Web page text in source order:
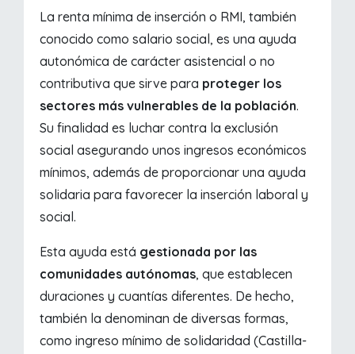
La renta mínima de inserción o RMI, también
conocido como salario social, es una ayuda
autonómica de carácter asistencial o no
contributiva que sirve para proteger los
sectores más vulnerables de la población.
Su finalidad es luchar contra la exclusión
social asegurando unos ingresos económicos
mínimos, además de proporcionar una ayuda
solidaria para favorecer la inserción laboral y
social.
Esta ayuda está gestionada por las
comunidades autónomas, que establecen
duraciones y cuantías diferentes. De hecho,
también la denominan de diversas formas,
como ingreso mínimo de solidaridad (Castilla-